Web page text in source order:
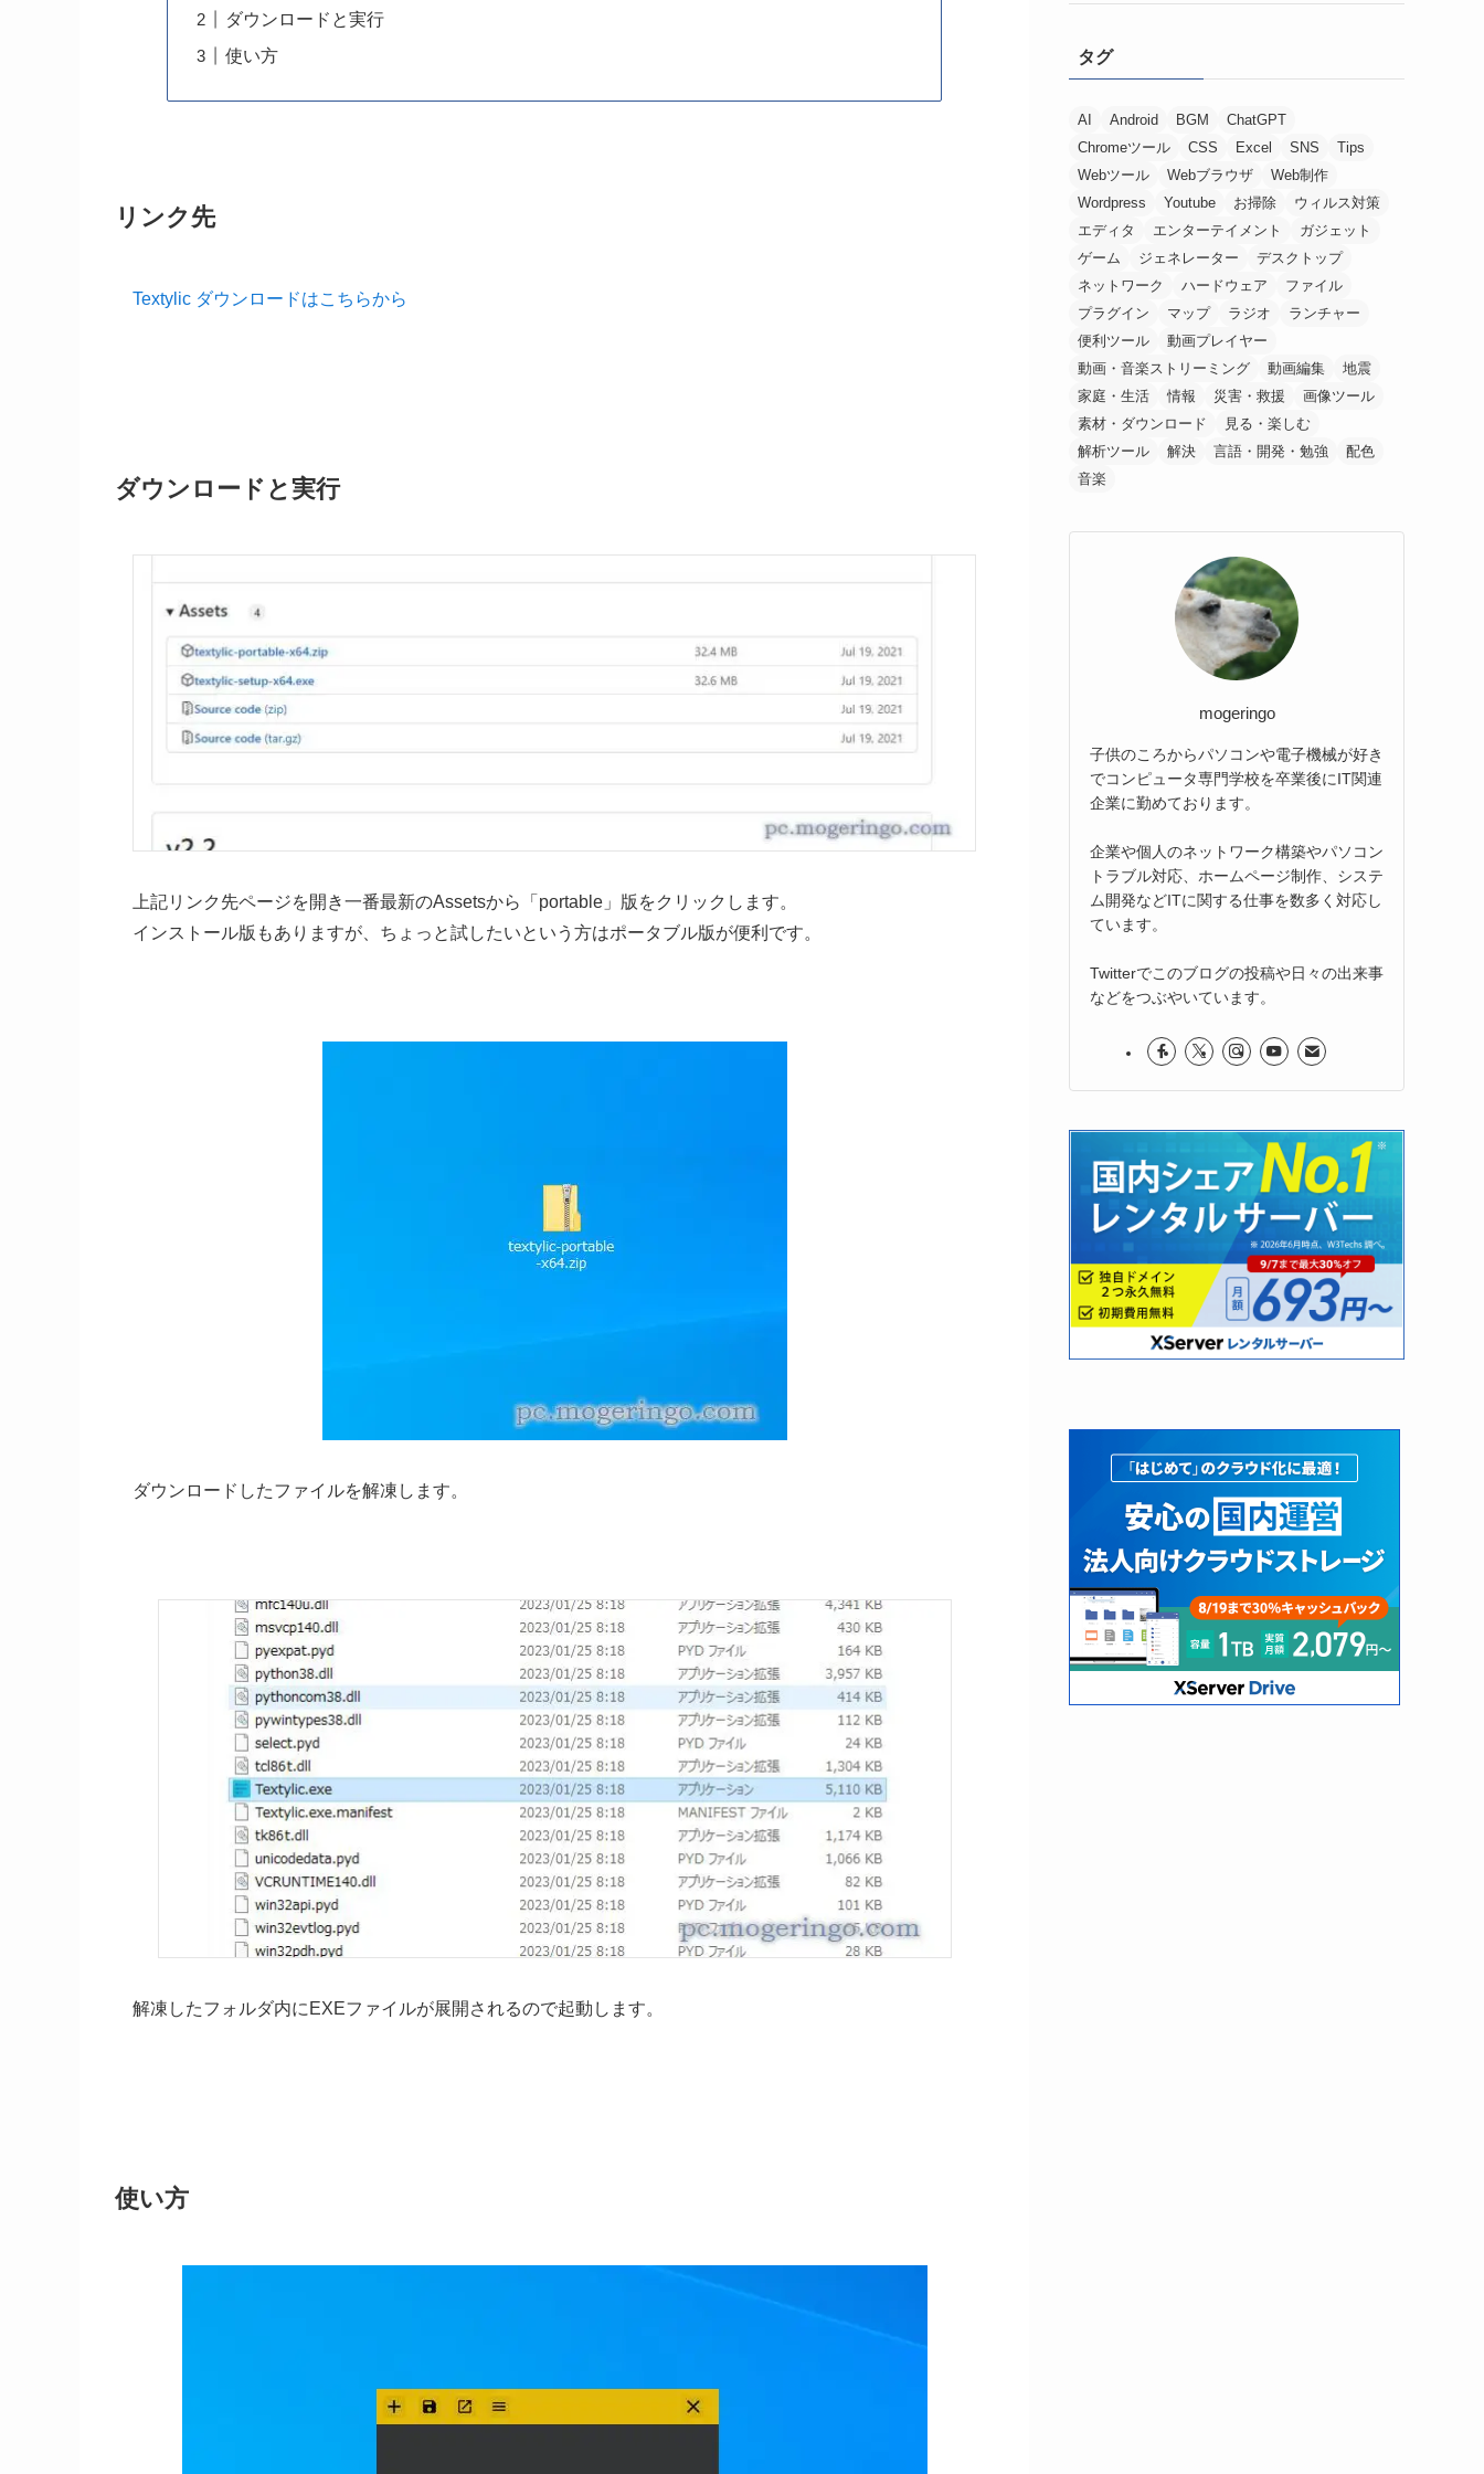
ダウンロードと実行
使い方
リンク先
Textylic ダウンロードはこちらから
ダウンロードと実行
上記リンク先ページを開き一番最新のAssetsから「portable」版をクリックします。
インストール版もありますが、ちょっと試したいという方はポータブル版が便利です。
ダウンロードしたファイルを解凍します。
解凍したフォルダ内にEXEファイルが展開されるので起動します。
使い方
タグ
AI Android BGM
ChatGPT
Chromeツール
CSS Excel SNS
Tips
Webツール
Webブラウザ
Web制作
Wordpress
Youtube お掃除
ウィルス対策
エディタ
エンターテイメント
ガジェット
ゲーム
ジェネレーター
デスクトップ
ネットワーク
ハードウェア
ファイル
プラグイン
マップ ラジオ
ランチャー
便利ツール
動画プレイヤー
動画・音楽ストリーミング
動画編集
地震
家庭・生活
情報 災害・救援
画像ツール
素材・ダウンロード
見る・楽しむ
解析ツール
解決 言語・開発・勉強
配色
音楽
mogeringo
子供のころからパソコンや電子機械が好き
でコンピュータ専門学校を卒業後にIT関連
企業に勤めております。
企業や個人のネットワーク構築やパソコン
トラブル対応、ホームページ制作、システ
ム開発などITに関する仕事を数多く対応し
ています。
Twitterでこのブログの投稿や日々の出来事
などをつぶやいています。